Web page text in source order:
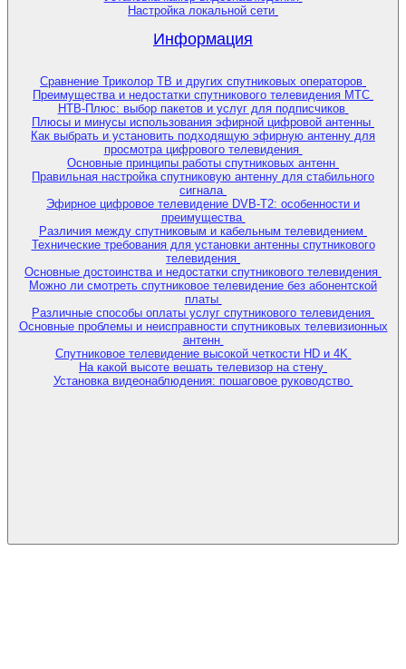
Настройка локальной сети
Информация
Сравнение Триколор ТВ и других спутниковых операторов
Преимущества и недостатки спутникового телевидения МТС
НТВ-Плюс: выбор пакетов и услуг для подписчиков
Плюсы и минусы использования эфирной цифровой антенны
Как выбрать и установить подходящую эфирную антенну для
просмотра цифрового телевидения
Основные принципы работы спутниковых антенн
Правильная настройка спутниковую антенну для стабильного
сигнала
Эфирное цифровое телевидение DVB-T2: особенности и
преимущества
Различия между спутниковым и кабельным телевидением
Технические требования для установки антенны спутникового
телевидения
Основные достоинства и недостатки спутникового телевидения
Можно ли смотреть спутниковое телевидение без абонентской
платы
Различные способы оплаты услуг спутникового телевидения
Основные проблемы и неисправности спутниковых телевизионных
антенн
Спутниковое телевидение высокой четкости HD и 4K
На какой высоте вешать телевизор на стену
Установка видеонаблюдения: пошаговое руководство